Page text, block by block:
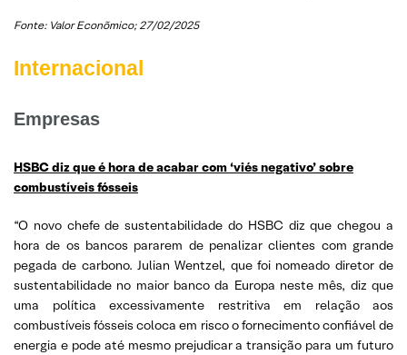
Fonte: Valor Econõmico; 27/02/2025
Internacional
Empresas
HSBC diz que é hora de acabar com ‘viés negativo’ sobre
combustíveis fósseis
“O novo chefe de sustentabilidade do HSBC diz que chegou a
hora de os bancos pararem de penalizar clientes com grande
pegada de carbono. Julian Wentzel, que foi nomeado diretor de
sustentabilidade no maior banco da Europa neste mês, diz que
uma política excessivamente restritiva em relação aos
combustíveis fósseis coloca em risco o fornecimento confiável de
energia e pode até mesmo prejudicar a transição para um futuro